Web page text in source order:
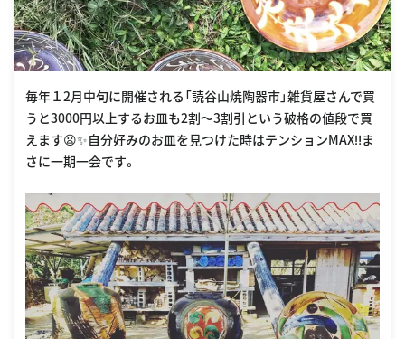
毎年１2月中旬に開催される「読谷山焼陶器市」雑貨屋さんで買
うと3000円以上するお皿も2割〜3割引という破格の値段で買
えます😦✨自分好みのお皿を見つけた時はテンションMAX‼️ま
さに一期一会です。